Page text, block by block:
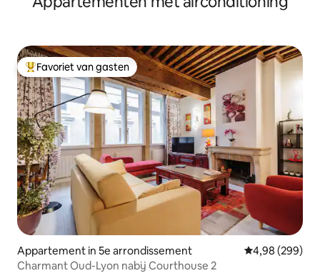
Topfavoriet van gasten
Favoriet van gasten
Appartement in 5e arrondissement Gemiddelde
4,98 (299)
Charmant Oud-Lyon nabij Courthouse 2